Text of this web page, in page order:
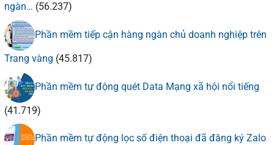
ngàn… (56.237)
Phần mềm tiếp cận hàng ngàn chủ doanh nghiệp trên
Trang vàng (45.817)
Phần mềm tự động quét Data Mạng xã hội nổi tiếng
(41.719)
Phần mềm tự động lọc số điện thoại đã đăng ký Zalo